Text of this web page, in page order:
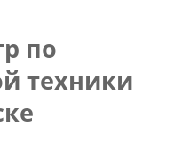
по
техники